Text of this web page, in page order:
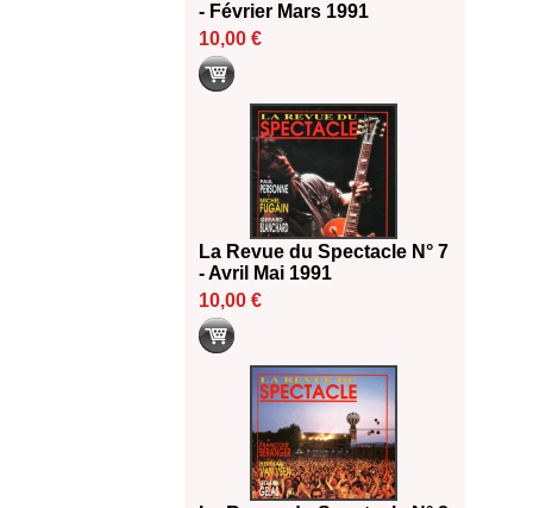
- Février Mars 1991
10,00 €
La Revue du Spectacle N° 7
- Avril Mai 1991
10,00 €